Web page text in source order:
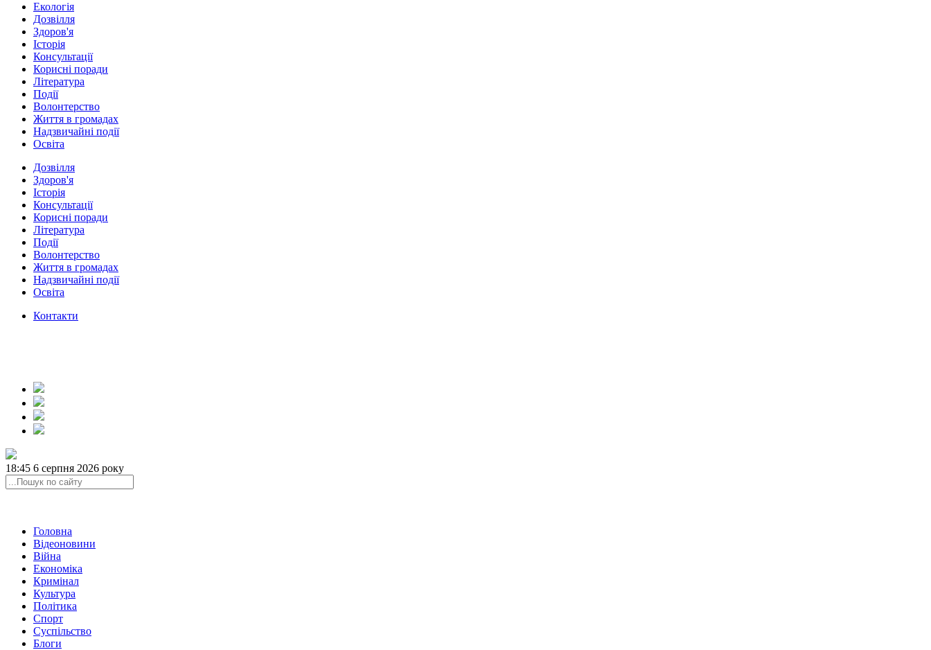
Екологія
Дозвілля
Здоров'я
Історія
Консультації
Корисні поради
Література
Події
Волонтерство
Життя в громадах
Надзвичайні події
Освіта
Дозвілля
Здоров'я
Історія
Консультації
Корисні поради
Література
Події
Волонтерство
Життя в громадах
Надзвичайні події
Освіта
Контакти
18:45 6 серпня 2026 року
Головна
Відеоновини
Війна
Економіка
Кримінал
Культура
Політика
Спорт
Суспільство
Блоги